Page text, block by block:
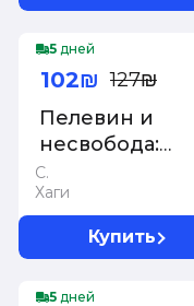
-20%
5 дней
С.
Хаги
Пелевин и
несвобода:
Поэтика,
политика,
метафизика
102₪ 127₪
Купить
-20%
5 дней